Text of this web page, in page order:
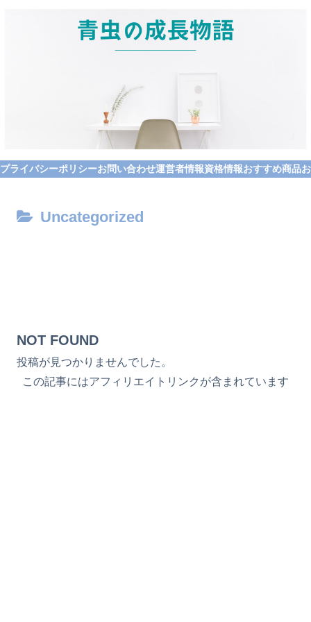
プライバシーポリシーお問い合わせ運営者情報資格情報おすすめ商品
Uncategorized
NOT FOUND
投稿が見つかりませんでした。
この記事にはアフィリエイトリンクが含まれています